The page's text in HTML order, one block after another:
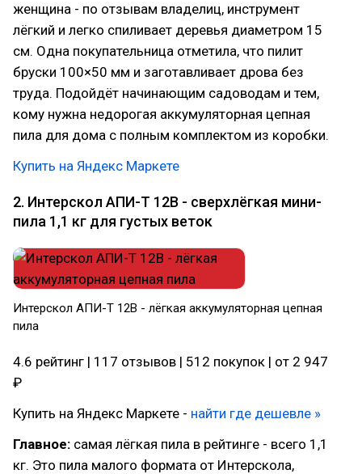
женщина - по отзывам владелиц, инструмент
лёгкий и легко спиливает деревья диаметром 15
см. Одна покупательница отметила, что пилит
бруски 100×50 мм и заготавливает дрова без
труда. Подойдёт начинающим садоводам и тем,
кому нужна недорогая аккумуляторная цепная
пила для дома с полным комплектом из коробки.
Купить на Яндекс Маркете
2. Интерскол АПИ-Т 12В - сверхлёгкая мини-
пила 1,1 кг для густых веток
Интерскол АПИ-Т 12В - лёгкая аккумуляторная цепная
пила
4.6 рейтинг | 117 отзывов | 512 покупок | от 2 947
₽
Купить на Яндекс Маркете - найти где дешевле »
Главное: самая лёгкая пила в рейтинге - всего 1,1
кг. Это пила малого формата от Интерскола,